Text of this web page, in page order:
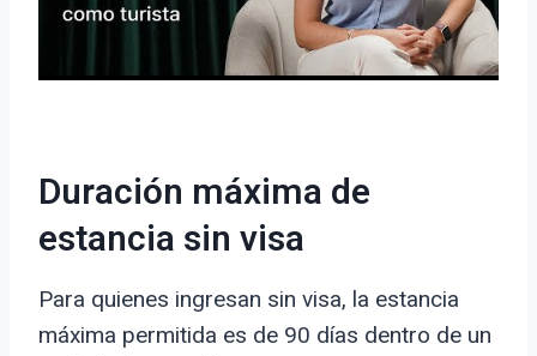
Duración máxima de
estancia sin visa
Para quienes ingresan sin visa, la estancia
máxima permitida es de 90 días dentro de un